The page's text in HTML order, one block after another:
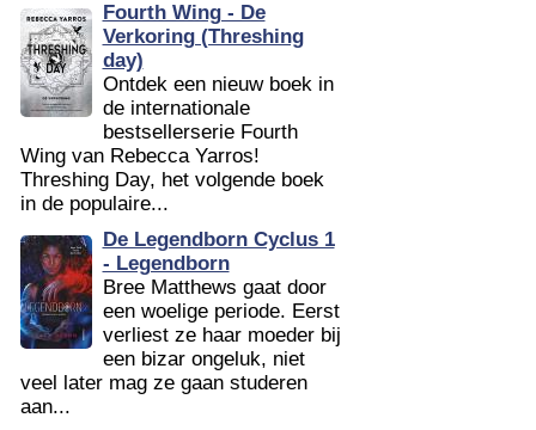
Fourth Wing - De
Verkoring (Threshing
day)
Ontdek een nieuw boek in
de internationale
bestsellerserie Fourth
Wing van Rebecca Yarros!
Threshing Day, het volgende boek
in de populaire...
De Legendborn Cyclus 1
- Legendborn
Bree Matthews gaat door
een woelige periode. Eerst
verliest ze haar moeder bij
een bizar ongeluk, niet
veel later mag ze gaan studeren
aan...